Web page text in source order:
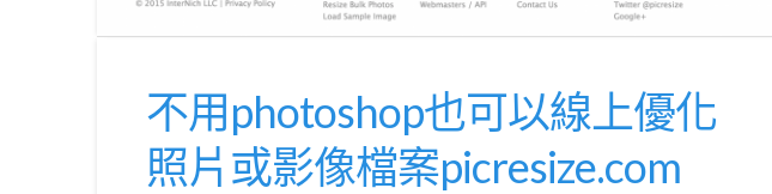
不用photoshop也可以線上優化
照片或影像檔案picresize.com